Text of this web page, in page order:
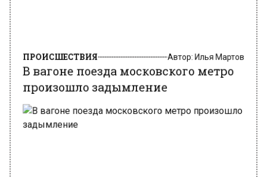
В вагоне поезда московского метро
произошло задымление